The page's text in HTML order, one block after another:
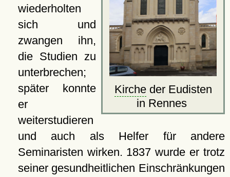
Kircheder Eudisten
in Rennes
wiederholten
sich und
zwangen ihn,
die Studien zu
unterbrechen;
später konnte
er
weiterstudieren
und auch als Helfer für andere
Seminaristen wirken. 1837 wurde er trotz
seiner gesundheitlichen Einschränkungen